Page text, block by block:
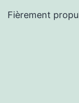
Fièrement